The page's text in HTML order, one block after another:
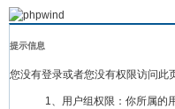
提示信息
您没有登录或者您没有权限访问此
1、用户组权限：你所属的